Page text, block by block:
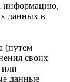
информацию,
данных в
(путем
своих
или
данные